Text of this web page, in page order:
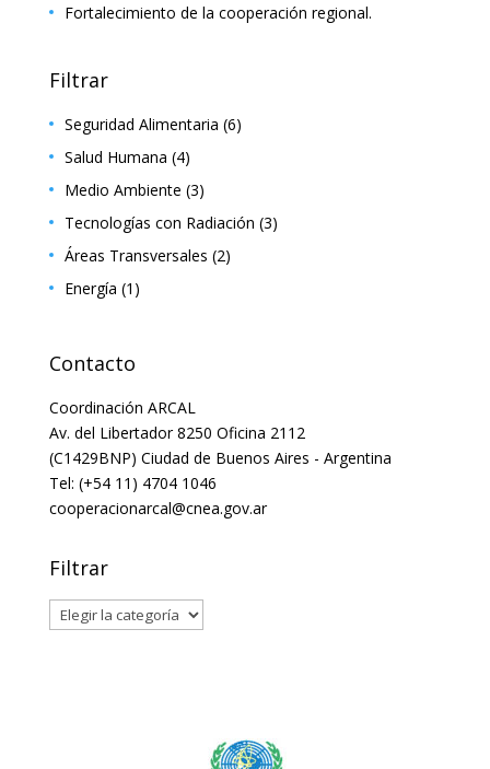
Fortalecimiento de la cooperación regional.
Filtrar
Seguridad Alimentaria (6)
Salud Humana (4)
Medio Ambiente (3)
Tecnologías con Radiación (3)
Áreas Transversales (2)
Energía (1)
Contacto
Coordinación ARCAL
Av. del Libertador 8250 Oficina 2112
(C1429BNP) Ciudad de Buenos Aires - Argentina
Tel: (+54 11) 4704 1046
cooperacionarcal@cnea.gov.ar
Filtrar
Filtrar